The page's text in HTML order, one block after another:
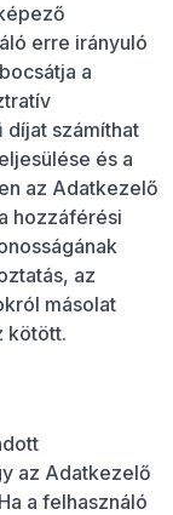
erre irányuló
a
számíthat
és a
az Adatkezelő
hozzáférési
az
másolat
kötött.
az Adatkezelő
a felhasználó